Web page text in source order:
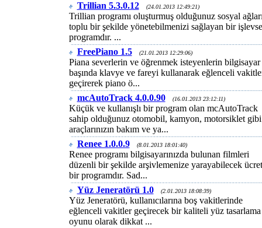
Trillian 5.3.0.12
(24.01.2013 12:49:21)
Trillian programı oluşturmuş olduğunuz sosyal
toplu bir şekilde yönetebilmenizi sağlayan bir
programdır. ...
FreePiano 1.5
(21.01.2013 12:29:06)
Piana severlerin ve öğrenmek isteyenlerin bilgisayar
başında klavye ve fareyi kullanarak eğlenceli
geçirerek piano ö...
mcAutoTrack 4.0.0.90
(16.01.2013 23:12:11)
Küçük ve kullanışlı bir program olan mcAutoTrack
sahip olduğunuz otomobil, kamyon, motorsiklet gibi
araçlarınızın bakım ve ya...
Renee 1.0.0.9
(8.01.2013 18:01:40)
Renee programı bilgisayarınızda bulunan filmleri
düzenli bir şekilde arşivlemenize yarayabilecek
bir programdır. Sad...
Yüz Jeneratörü 1.0
(2.01.2013 18:08:39)
Yüz Jeneratörü, kullanıcılarına boş vakitlerinde
eğlenceli vakitler geçirecek bir kaliteli yüz tasarlama
oyunu olarak dikkat ...